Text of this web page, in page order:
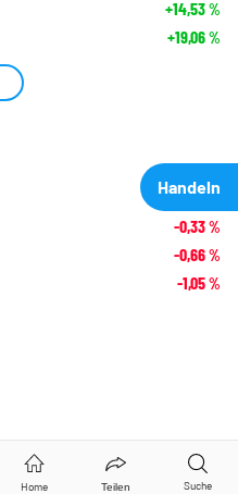
Handeln
+14,53%
+19,06%
+0,91%
-0,33%
-0,66%
-1,05%
MDAX SDAX EuroStoxx